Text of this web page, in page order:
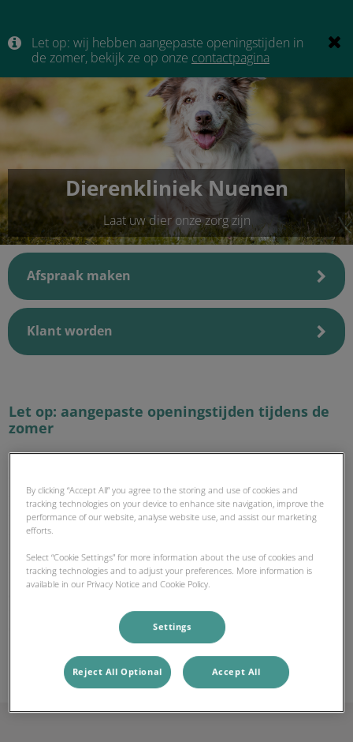
Let op: wij hebben aangepaste openingstijden in
de zomer, bekijk ze op onze contactpagina
Dierenkliniek Nuenen
Laat uw dier onze zorg zijn
Afspraak maken
Klant worden
Let op: aangepaste openingstijden tijdens de
zomer
- Donderdag 23 juli: Gesloten (Locatie Bestgeopend)
- Dinsdag 28 juli: Gesloten (Locatie Bestgeopend)
- Woensdag 29 juli: Geopend 09:00 – 12:30 uur
- Donderdag 30 juli: Gesloten (Locatie BestGeopend)
- Maandag 3 t/m vrijdag 7 augustus: Gesloten (Locatie Best
geopend)
- Vanaf 10 augustus: Dinsdag en donderdag gesloten
geopend)
By clicking “Accept All” you agree to the storing and use of cookies and
tracking technologies on your device to enhance site navigation, improve the
performance of our website, analyse website use, and assist our marketing
efforts.
Select “Cookie Settings” for more information about the use of cookies and
tracking technologies and to adjust your preferences. More information is
available in our Privacy Notice and Cookie Policy.
Settings
Reject All Optional Accept All